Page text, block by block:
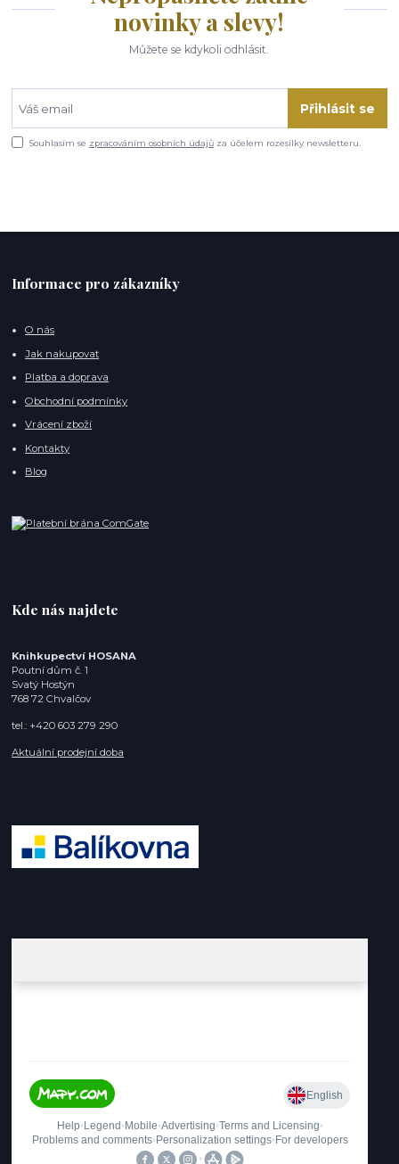
novinky a slevy!
Můžete se kdykoli odhlásit.
Přihlásit se
Souhlasím se zpracováním osobních údajů za účelem rozesílky newsletteru.
Informace pro zákazníky
O nás
Jak nakupovat
Platba a doprava
Obchodní podmínky
Vrácení zboží
Kontakty
Blog
Kde nás najdete
Knihkupectví HOSANA
Poutní dům č. 1
Svatý Hostýn
768 72 Chvalčov
tel.: +420 603 279 290
Aktuální prodejní doba